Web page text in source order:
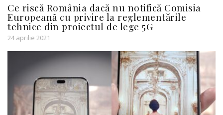
Ce riscă România dacă nu notifică Comisia
Europeană cu privire la reglementările
tehnice din proiectul de lege 5G
24 aprilie 2021